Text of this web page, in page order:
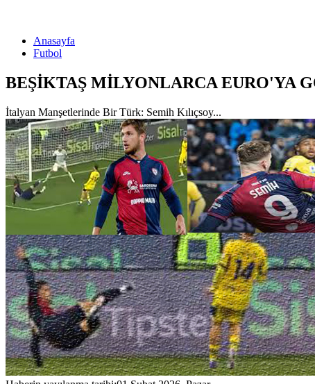
Anasayfa
Futbol
BEŞİKTAŞ MİLYONLARCA EURO'YA
İtalyan Manşetlerinde Bir Türk: Semih Kılıçsoy...